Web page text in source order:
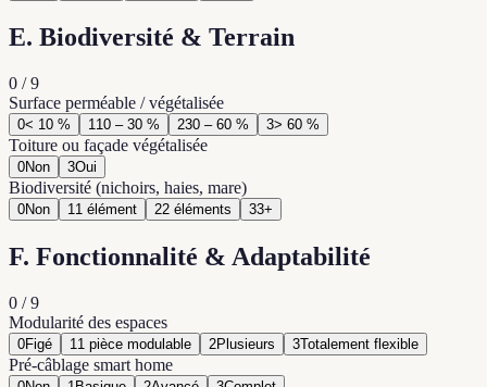
E. Biodiversité & Terrain
0 /9
Surface perméable / végétalisée
0< 10 % 1 10 – 30 % 230 – 60 % 3> 60 %
Toiture ou façade végétalisée
0Non 3Oui
Biodiversité (nichoirs, haies, mare)
0Non 1 1 élément 22 éléments 33+
F. Fonctionnalité & Adaptabilité
0 /9
Modularité des espaces
0Figé 1 1 pièce modulable 2Plusieurs 3Totalement flexible
Pré-câblage smart home